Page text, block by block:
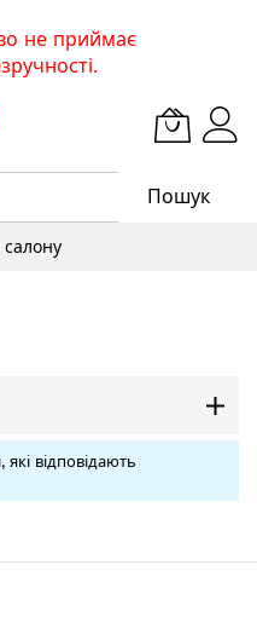
не приймає
Пошук
відповідають